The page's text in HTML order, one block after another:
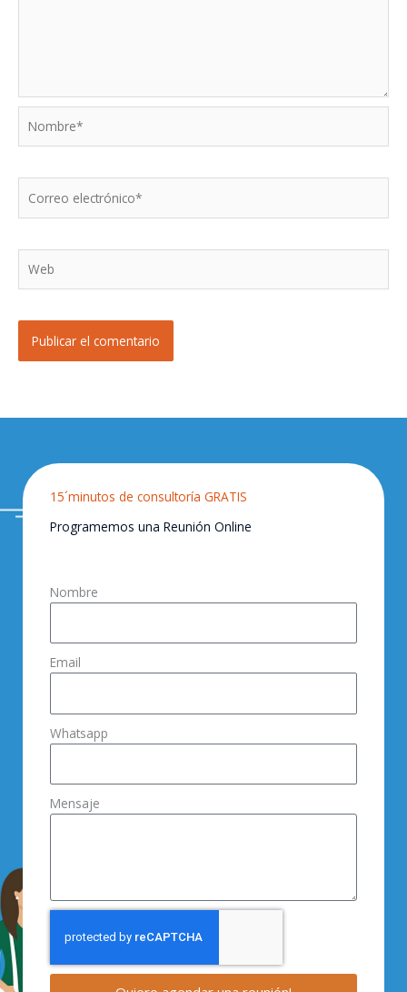
electrónico*
15´minutos de consultoría GRATIS
Programemos una Reunión Online
Nombre
Email
Whatsapp
Mensaje